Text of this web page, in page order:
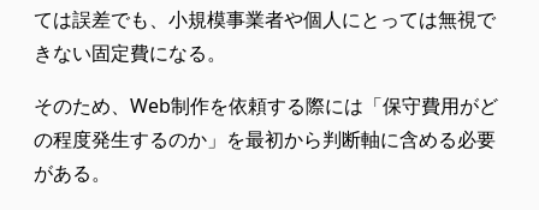
ては誤差でも、小規模事業者や個人にとっては無視で
きない固定費になる。
そのため、Web制作を依頼する際には「保守費用がど
の程度発生するのか」を最初から判断軸に含める必要
がある。